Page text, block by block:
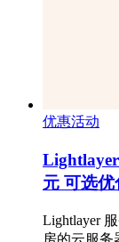
优惠活动
元 可选
Lightlayer
房的云服务